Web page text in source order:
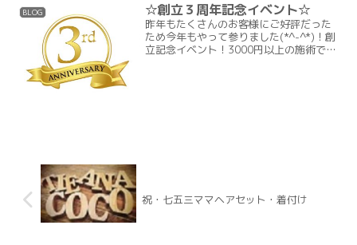
BLOG ☆創立３周年記念イベント☆
昨年もたくさんのお客様にご好評だった
ため今年もやって参りました(*^-^*)！創
立記念イベント！3000円以上の施術で抽
祝・七五三ママヘアセット・着付け